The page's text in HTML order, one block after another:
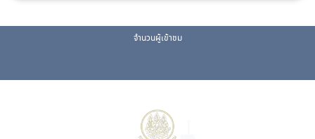
จำนวนผู้เข้าชม